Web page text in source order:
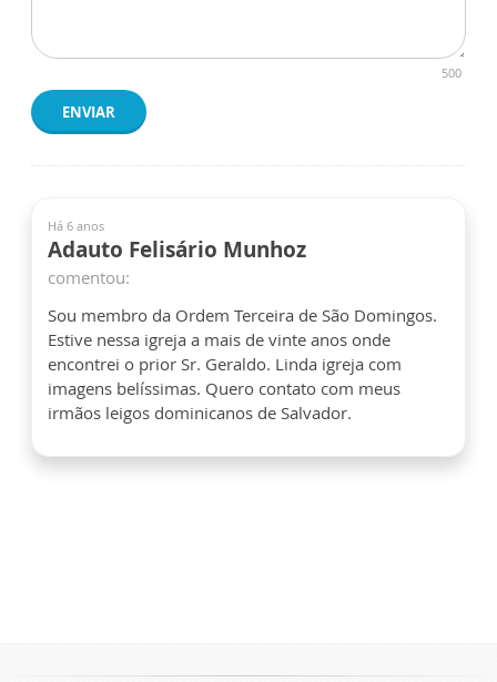
500
ENVIAR
Há 6 anos
Adauto Felisário Munhoz
comentou:
Sou membro da Ordem Terceira de São Domingos.
Estive nessa igreja a mais de vinte anos onde
encontrei o prior Sr. Geraldo. Linda igreja com
imagens belíssimas. Quero contato com meus
irmãos leigos dominicanos de Salvador.